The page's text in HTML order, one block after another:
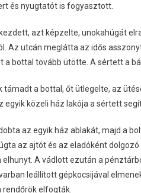
és nyugtatót is fogyasztott.
azt képzelte, unokahúgát
Az utcán meglátta az idős
a bottal tovább ütötte. A sértett a
a bottal, őt ütlegelte, az
egyik közeli ház lakója a sértett
az egyik ház ablakát, majd a
az ajtót és az eladóként
elhunyt. A vádlott ezután a
leállított gépkocsijával
elfogták.